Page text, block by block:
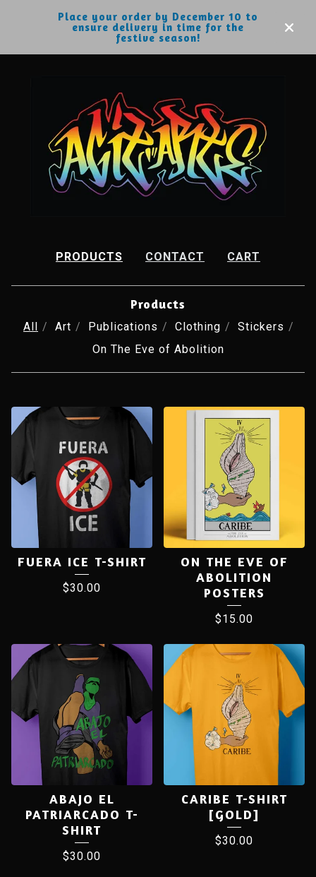
Place your order by December 10 to
ensure delivery in time for the
festive season!
PRODUCTS CONTACT CART
Products
All Art Publications Clothing
Stickers
On The Eve of Abolition
PRODUCTS
FUERA ICE T-SHIRT
$30.00
ON THE EVE OF
ABOLITION
POSTERS
$15.00
ABAJO EL
PATRIARCADO T-
SHIRT
$30.00
CARIBE T-SHIRT
[GOLD]
$30.00